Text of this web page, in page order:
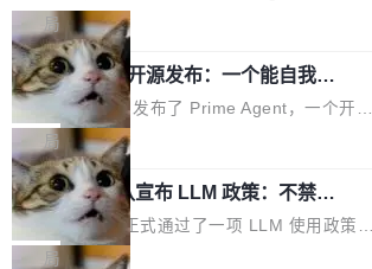
驱动你去学 CuTe，但还没被那些"邪恶的" Hopp
er++ 优化所淹没，足够容易修改和适配。 更关
键的是 FA2 的持久性...
也为产业链企业探索产品创新与商业增长打开新
的空间。 8月14日，开源鸿蒙智能硬件开发者日
（OHDD：OpenHarmony Hardware Develope
r Day）将在杭州启航。活动面向智能硬件产业
链企业和开发者，邀请行业专家与资深技术顾
问，围绕开源鸿蒙技术能力、设备适配、芯片适
配、功耗与稳定性调优、兼容性测评及统一互联
等内容展开系统讲解和实战交流，帮助企业进一
步了解开源鸿蒙在智能...
模服务降级，Actions 完全不可用超过 5 小时，
webhook 停发，连自托管 runner 也因调度层故
障无法工作。Pages、Copilot code review、C
opilot coding agent 全部受影响。从检测到完全
恢复，大约 12 小时。 这是 2026 年 8 月的第六
起事故，其中四起与 AI/Copilot 服务相关。 Git
Hub 员工 kdaigle 在 HN 讨论中贴出了一组数
据：2025 年全年 10 亿次 commit。现在，每周
2.75 亿次，全年预计 140 亿次。GitHub...
局
Prime Agent 开源发布：一个能自我改
进的编程 Agent，ARC-AGI 3 超越人类
专家基线
Prime Intellect 发布了 Prime Agent，一个开源
的编程 Agent Harness，核心设计围绕两个抽
象：Recursive Language Model（RLM）和 C
ontinual Harness。在 ARC-AGI 3 基准测试
上，Prime Agent + Opus 5 的组合达到了 95.
5% RHAE Best@1，超过了 ARC 报告的人类专
局
Rust 项目团队宣布 LLM 政策：不禁
止，但你要承认哪些代码不是你写的
Rust 语言项目正式通过了一项 LLM 使用政策，
覆盖 rust-lang/rust 单一仓库的代码贡献。这不
局